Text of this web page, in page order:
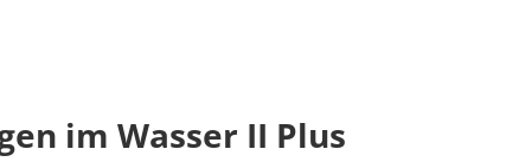
im Wasser II Plus